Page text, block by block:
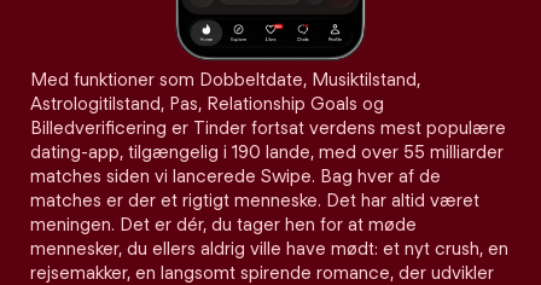
Med funktioner som Dobbeltdate, Musiktilstand,
Astrologitilstand, Pas, Relationship Goals og
Billedverificering er Tinder fortsat verdens mest populære
dating-app, tilgængelig i 190 lande, med over 55 milliarder
matches siden vi lancerede Swipe. Bag hver af de
matches er der et rigtigt menneske. Det har altid været
meningen. Det er dér, du tager hen for at møde
mennesker, du ellers aldrig ville have mødt: et nyt crush, en
rejsemakker, en langsomt spirende romance, der udvikler